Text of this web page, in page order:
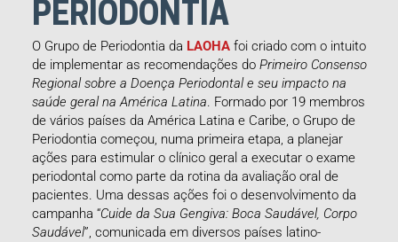
PERIODONTIA
O Grupo de Periodontia da LAOHAfoi criado com o intuito
de implementar as recomendações do Primeiro Consenso
Regional sobre a Doença Periodontal e seu impacto na
saúde geral na América Latina. Formado por 19 membros
de vários países da América Latina e Caribe, o Grupo de
Periodontia começou, numa primeira etapa, a planejar
ações para estimular o clínico geral a executar o exame
periodontal como parte da rotina da avaliação oral de
pacientes. Uma dessas ações foi o desenvolvimento da
campanha “Cuide da Sua Gengiva: Boca Saudável, Corpo
Saudável”, comunicada em diversos países latino-